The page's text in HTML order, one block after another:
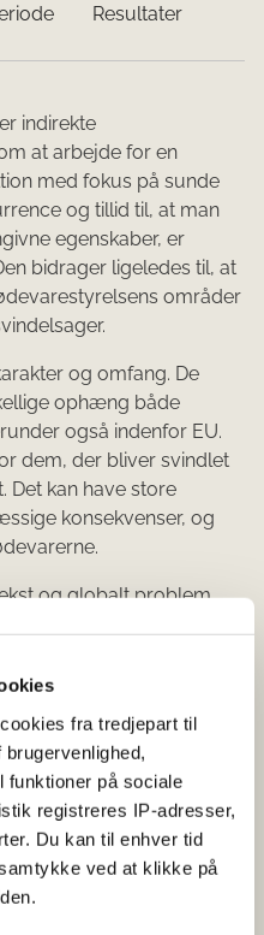
fra tredjepart til
funktioner på sociale
registreres IP-adresser,
Du kan til enhver tid
ved at klikke på
Resultater
indirekte
at arbejde for en
med fokus på sunde
og tillid til, at man
egenskaber, er
bidrager ligeledes til, at
områder
og omfang. De
ophæng både
også indenfor EU.
dem, der bliver svindlet
Det kan have store
konsekvenser, og
og globalt problem,
fastlægges først
i december 2025.